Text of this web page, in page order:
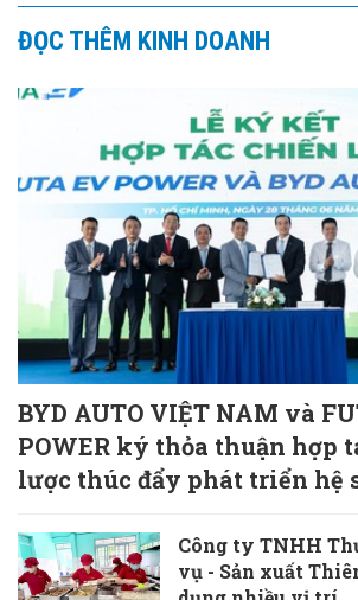
ĐỌC THÊM KINH DOANH
BYD AUTO VIỆT NAM và
POWER ký thỏa thuận hợp
lược thúc đẩy phát triển hệ
Công ty TNHH
vụ - Sản xuất